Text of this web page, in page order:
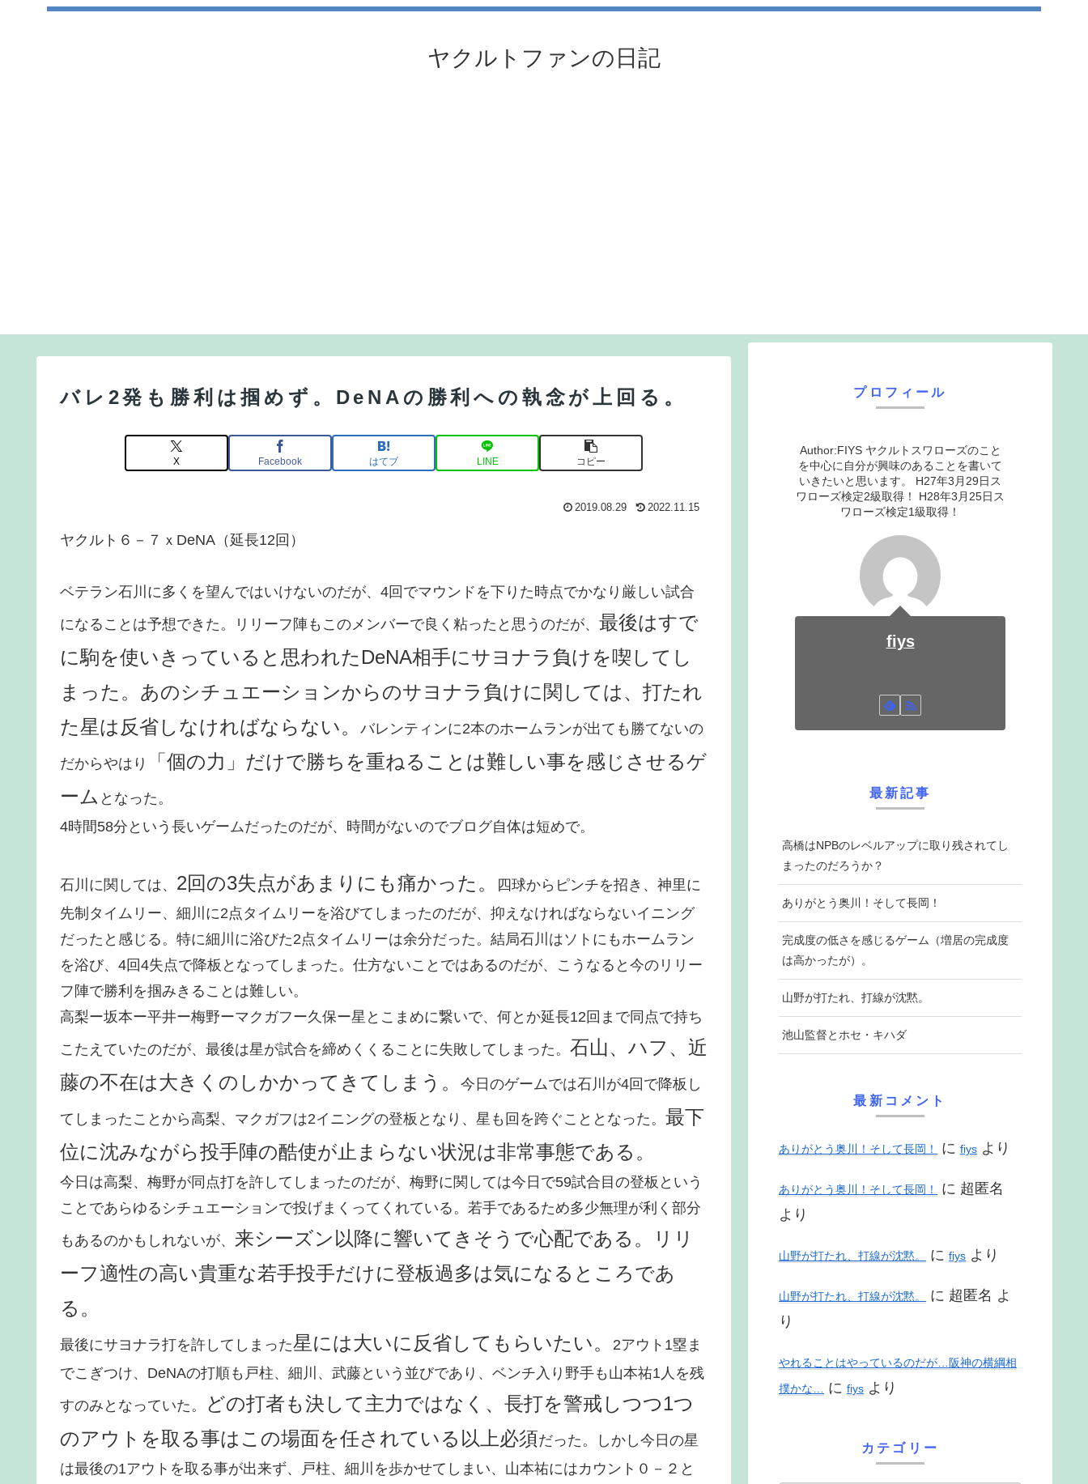
ヤクルトファンの日記
バレ2発も勝利は掴めず。DeNAの勝利への執念が上回る。
X Facebook はてブ LINE コピー
2019.08.29 2022.11.15
ヤクルト６－７ｘDeNA（延長12回）
ベテラン石川に多くを望んではいけないのだが、4回でマウンドを下りた時点でかなり厳しい試合
になることは予想できた。リリーフ陣もこのメンバーで良く粘ったと思うのだが、 最後はすで
に駒を使いきっていると思われたDeNA相手にサヨナラ負けを喫してし
まった。あのシチュエーションからのサヨナラ負けに関しては、打たれ
た星は反省しなければならない。
バレンティンに2本のホームランが出ても勝てないの
だからやはり
「個の力」だけで勝ちを重ねることは難しい事を感じさせるゲ
ーム となった。
4時間58分という長いゲームだったのだが、時間がないのでブログ自体は短めで。
石川に関しては、 2回の3失点があまりにも痛かった。
四球からピンチを招き、神里に
先制タイムリー、細川に2点タイムリーを浴びてしまったのだが、抑えなければならないイニング
だったと感じる。特に細川に浴びた2点タイムリーは余分だった。結局石川はソトにもホームラン
を浴び、4回4失点で降板となってしまった。仕方ないことではあるのだが、こうなると今のリリー
フ陣で勝利を掴みきることは難しい。
高梨ー坂本ー平井ー梅野ーマクガフー久保ー星とこまめに繋いで、何とか延長12回まで同点で持ち
こたえていたのだが、最後は星が試合を締めくくることに失敗してしまった。 石山、ハフ、近
藤の不在は大きくのしかかってきてしまう。
今日のゲームでは石川が4回で降板し
てしまったことから高梨、マクガフは2イニングの登板となり、星も回を跨ぐこととなった。 最下
位に沈みながら投手陣の酷使が止まらない状況は非常事態である。
今日は高梨、梅野が同点打を許してしまったのだが、梅野に関しては今日で59試合目の登板という
ことであらゆるシチュエーションで投げまくってくれている。若手であるため多少無理が利く部分
もあるのかもしれないが、 来シーズン以降に響いてきそうで心配である。リリ
ーフ適性の高い貴重な若手投手だけに登板過多は気になるところであ
る。
最後にサヨナラ打を許してしまった星には大いに反省してもらいたい。
2アウト1塁ま
でこぎつけ、DeNAの打順も戸柱、細川、武藤という並びであり、ベンチ入り野手も山本祐1人を残
すのみとなっていた。
どの打者も決して主力ではなく、長打を警戒しつつ1つ
のアウトを取る事はこの場面を任されている以上必須だった。しかし今日の星
は最後の1アウトを取る事が出来ず、戸柱、細川を歩かせてしまい、山本祐にはカウント０－２と
プロフィール
Author:FIYS ヤクルトスワローズのこと
を中心に自分が興味のあることを書いて
いきたいと思います。 H27年3月29日ス
ワローズ検定2級取得！ H28年3月25日ス
ワローズ検定1級取得！
fiys
最新記事
高橋はNPBのレベルアップに取り残されてし
まったのだろうか？
ありがとう奥川！そして長岡！
完成度の低さを感じるゲーム（増居の完成度
は高かったが）。
山野が打たれ、打線が沈黙。
池山監督とホセ・キハダ
最新コメント
ありがとう奥川！そして長岡！ に fiys より
ありがとう奥川！そして長岡！ に 超匿名
より
山野が打たれ、打線が沈黙。 に fiys より
山野が打たれ、打線が沈黙。 に 超匿名 よ
り
やれることはやっているのだが…阪神の横綱相
撲かな… に fiys より
カテゴリー